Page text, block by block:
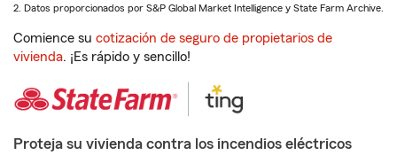
2. Datos proporcionados por S&P Global Market Intelligence y State Farm Archive.
Comience su cotización de seguro de propietarios de
vivienda. ¡Es rápido y sencillo!
Proteja su vivienda contra los incendios eléctricos